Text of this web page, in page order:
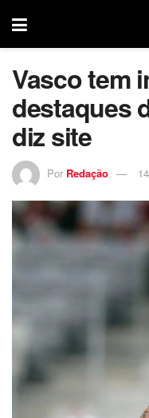
Vasco tem
destaques
diz site
Por Redação